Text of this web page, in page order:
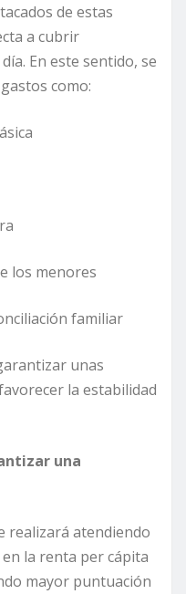
de estas
a cubrir
En este sentido, se
como:
los menores
familiar
unas
la estabilidad
una
realizará atendiendo
la renta per cápita
mayor puntuación